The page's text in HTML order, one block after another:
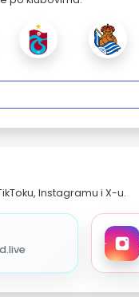
Instagramu i X-u.